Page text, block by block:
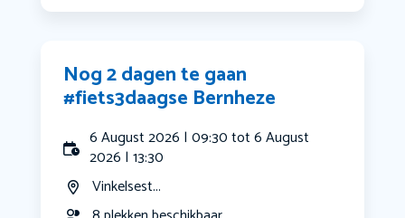
Nog 2 dagen te gaan
#fiets3daagse Bernheze
6 August 2026 | 09:30 tot 6 August
2026 | 13:30
Vinkelsest...